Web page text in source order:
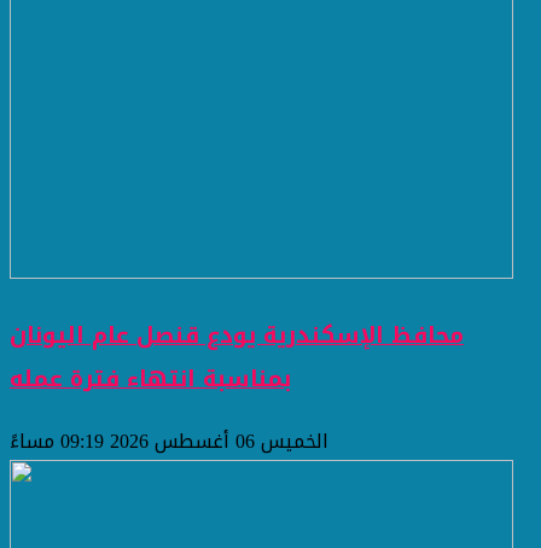
محافظ الإسكندرية يودع قنصل عام اليونان
بمناسبة انتهاء فترة عمله
الخميس 06 أغسطس 2026 09:19 مساءً